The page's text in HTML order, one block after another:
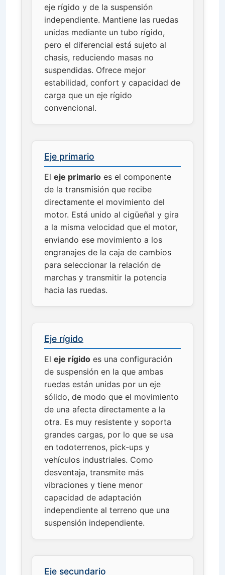
eje rígido y de la suspensión
independiente. Mantiene las ruedas
unidas mediante un tubo rígido,
pero el diferencial está sujeto al
chasis, reduciendo masas no
suspendidas. Ofrece mejor
estabilidad, confort y capacidad de
carga que un eje rígido
convencional.
Eje primario
El eje primario es el componente
de la transmisión que recibe
directamente el movimiento del
motor. Está unido al cigüeñal y gira
a la misma velocidad que el motor,
enviando ese movimiento a los
engranajes de la caja de cambios
para seleccionar la relación de
marchas y transmitir la potencia
hacia las ruedas.
Eje rígido
El eje rígido es una configuración
de suspensión en la que ambas
ruedas están unidas por un eje
sólido, de modo que el movimiento
de una afecta directamente a la
otra. Es muy resistente y soporta
grandes cargas, por lo que se usa
en todoterrenos, pick-ups y
vehículos industriales. Como
desventaja, transmite más
vibraciones y tiene menor
capacidad de adaptación
independiente al terreno que una
suspensión independiente.
Eje secundario